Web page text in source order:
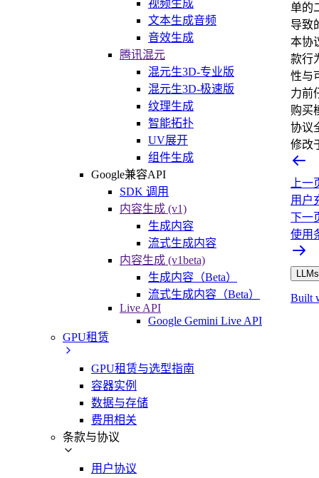
视频生成
文本生成音频
音效生成
腾讯混元
混元生3D-专业版
混元生3D-极速版
纹理生成
智能拓扑
UV展开
组件生成
Google兼容API
SDK 调用
内容生成 (v1)
生成内容
流式生成内容
内容生成 (v1beta)
生成内容（Beta）
流式生成内容（Beta）
Live API
Google Gemini Live API
GPU租赁
GPU租赁与选型指南
容器实例
数据与存储
费用相关
条款与协议
用户协议
单的
导致
本协
款行
性与
力前
购买
协议
修改
上一
用户
下一
使用
Built